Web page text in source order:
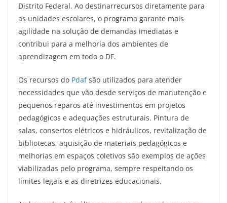
Distrito Federal. Ao destinarrecursos diretamente para
as unidades escolares, o programa garante mais
agilidade na solução de demandas imediatas e
contribui para a melhoria dos ambientes de
aprendizagem em todo o DF.
Os recursos do Pdafsão utilizados para atender
necessidades que vão desde serviços de manutenção e
pequenos reparos até investimentos em projetos
pedagógicos e adequações estruturais. Pintura de
salas, consertos elétricos e hidráulicos, revitalização de
bibliotecas, aquisição de materiais pedagógicos e
melhorias em espaços coletivos são exemplos de ações
viabilizadas pelo programa, sempre respeitando os
limites legais e as diretrizes educacionais.